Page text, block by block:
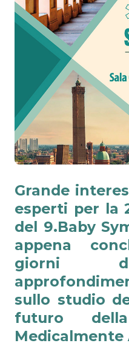
Grande
esperti per la
del 9.Baby
appena
giorni
sullo studio
futuro della
Medicalmente